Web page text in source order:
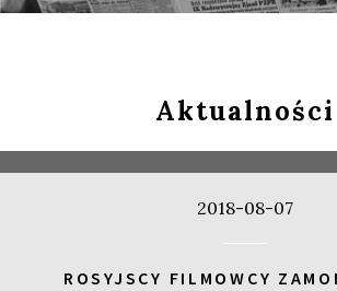
Aktualności
2018-08-07
ROSYJSCY FILMOWCY